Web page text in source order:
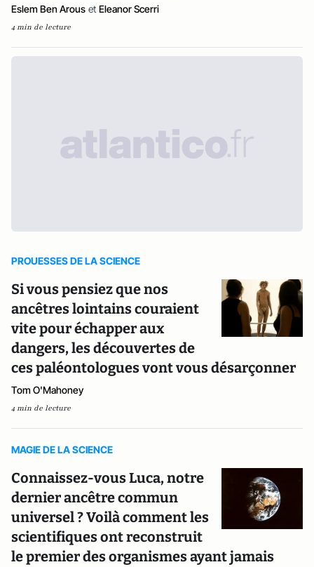
Eslem Ben Arous et Eleanor Scerri
4 min de lecture
PROUESSES DE LA SCIENCE
Si vous pensiez que nos
ancêtres lointains couraient
vite pour échapper aux
dangers, les découvertes de
ces paléontologues vont vous désarçonner
Tom O'Mahoney
4 min de lecture
MAGIE DE LA SCIENCE
Connaissez-vous Luca, notre
dernier ancêtre commun
universel ? Voilà comment les
scientifiques ont reconstruit
le premier des organismes ayant jamais